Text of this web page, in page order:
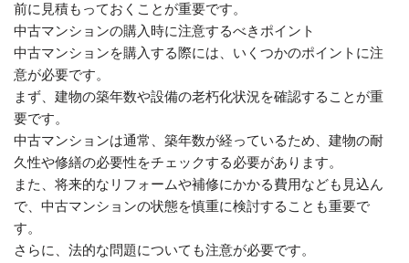
前に見積もっておくことが重要です。
中古マンションの購入時に注意するべきポイント
中古マンションを購入する際には、いくつかのポイントに注
意が必要です。
まず、建物の築年数や設備の老朽化状況を確認することが重
要です。
中古マンションは通常、築年数が経っているため、建物の耐
久性や修繕の必要性をチェックする必要があります。
また、将来的なリフォームや補修にかかる費用なども見込ん
で、中古マンションの状態を慎重に検討することも重要で
す。
さらに、法的な問題についても注意が必要です。